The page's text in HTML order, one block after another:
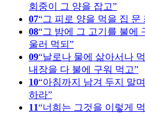
회중이 그 양을 잡고
07 그 피로 양을 먹을 집 문
08 그 밤에 그 고기를 불에
울러 먹되
09 날로나 물에 삶아서나
내장을 다 불에 구워 먹고
10 아침까지 남겨 두지 말
하라
11 너희는 그것을 이렇게